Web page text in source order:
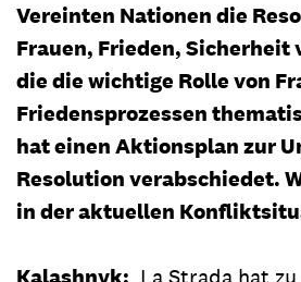
Vereinten Nationen die
Frauen, Frieden, Sicherheit
die die wichtige Rolle von
Friedensprozessen
hat einen Aktionsplan zur
Resolution verabschiedet.
in der aktuellen